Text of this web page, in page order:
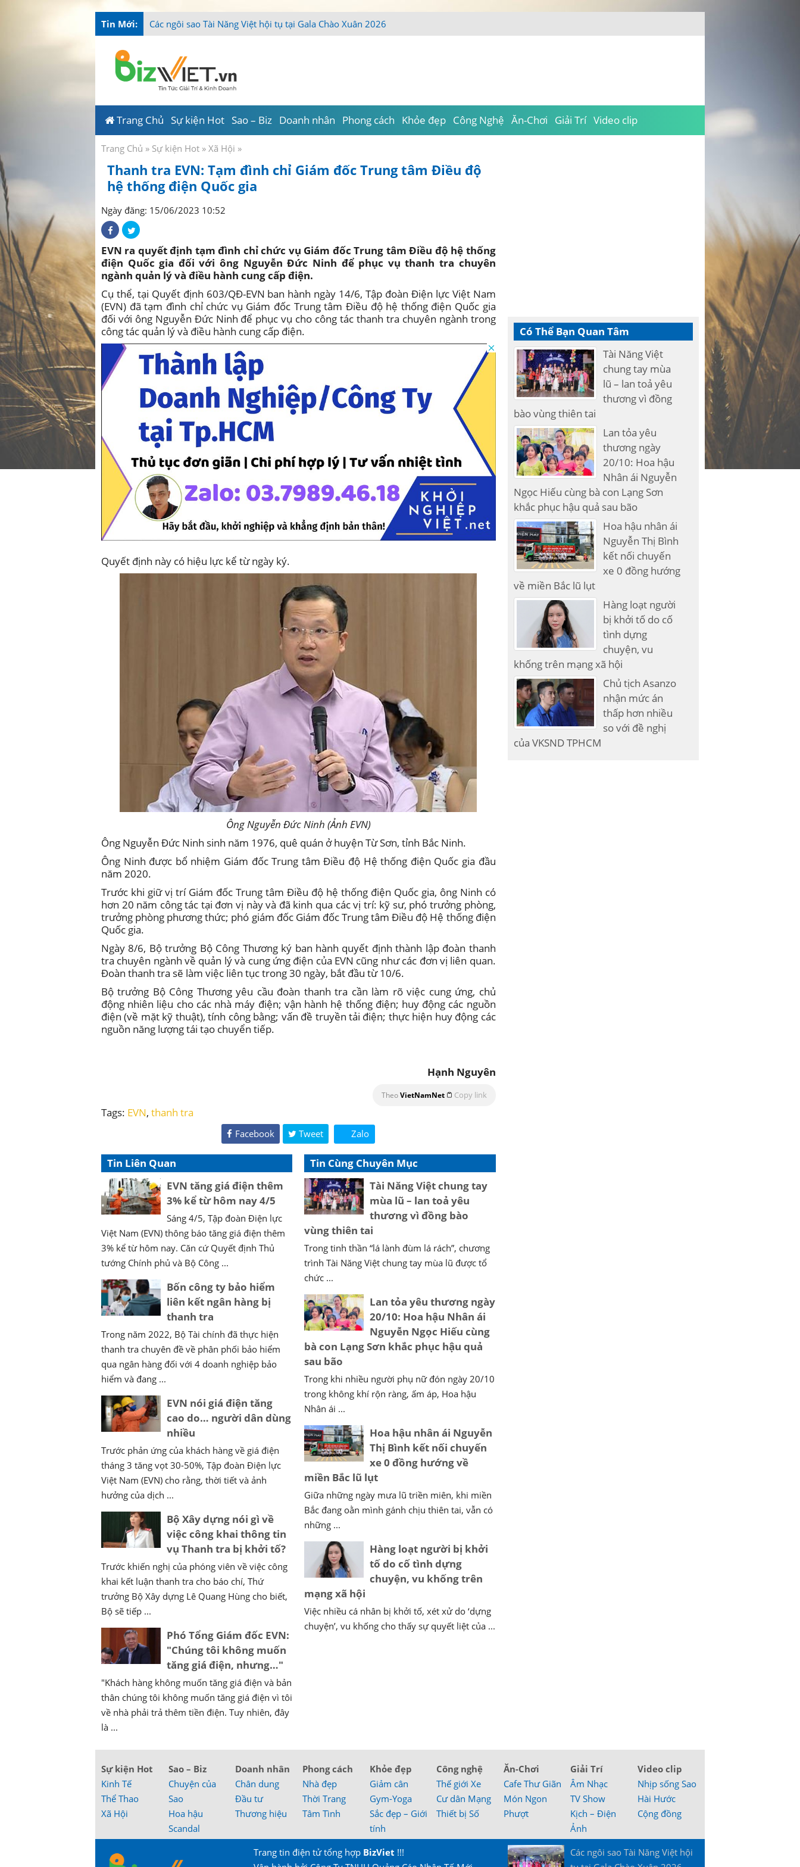
Tin Mới: -
Trang Chủ Sự kiện Hot Sao – Biz Doanh nhân Phong cách Khỏe đẹp Công Nghệ Ăn-Chơi Giải Trí Video clip
Trang Chủ » Sự kiện Hot » Xã Hội »
Thanh tra EVN: Tạm đình chỉ Giám đốc Trung tâm Điều độ
hệ thống điện Quốc gia
Ngày đăng: 15/06/2023 10:52
EVN ra quyết định tạm đình chỉ chức vụ Giám đốc Trung tâm Điều độ hệ thống
điện Quốc gia đối với ông Nguyễn Đức Ninh để phục vụ thanh tra chuyên
ngành quản lý và điều hành cung cấp điện.
Cụ thể, tại Quyết định 603/QĐ-EVN ban hành ngày 14/6, Tập đoàn Điện lực Việt Nam
(EVN) đã tạm đình chỉ chức vụ Giám đốc Trung tâm Điều độ hệ thống điện Quốc gia
đối với ông Nguyễn Đức Ninh để phục vụ cho công tác thanh tra chuyên ngành trong
công tác quản lý và điều hành cung cấp điện.
Quyết định này có hiệu lực kể từ ngày ký.
Ông Nguyễn Đức Ninh (Ảnh EVN)
Ông Nguyễn Đức Ninh sinh năm 1976, quê quán ở huyện Từ Sơn, tỉnh Bắc Ninh.
Ông Ninh được bổ nhiệm Giám đốc Trung tâm Điều độ Hệ thống điện Quốc gia đầu
năm 2020.
Trước khi giữ vị trí Giám đốc Trung tâm Điều độ hệ thống điện Quốc gia, ông Ninh có
hơn 20 năm công tác tại đơn vị này và đã kinh qua các vị trí: kỹ sư, phó trưởng phòng,
trưởng phòng phương thức; phó giám đốc Giám đốc Trung tâm Điều độ Hệ thống điện
Quốc gia.
Ngày 8/6, Bộ trưởng Bộ Công Thương ký ban hành quyết định thành lập đoàn thanh
tra chuyên ngành về quản lý và cung ứng điện của EVN cũng như các đơn vị liên quan.
Đoàn thanh tra sẽ làm việc liên tục trong 30 ngày, bắt đầu từ 10/6.
Bộ trưởng Bộ Công Thương yêu cầu đoàn thanh tra cần làm rõ việc cung ứng, chủ
động nhiên liệu cho các nhà máy điện; vận hành hệ thống điện; huy động các nguồn
điện (về mặt kỹ thuật), tính công bằng; vấn đề truyền tải điện; thực hiện huy động các
nguồn năng lượng tái tạo chuyển tiếp.
Hạnh Nguyên
TheoVietNamNet Copy link
Tags: EVN, thanh tra
Facebook Tweet Zalo
Tin Liên Quan
EVN tăng giá điện thêm
3% kể từ hôm nay 4/5
Sáng 4/5, Tập đoàn Điện lực
Việt Nam (EVN) thông báo tăng giá điện thêm
3% kể từ hôm nay. Căn cứ Quyết định Thủ
tướng Chính phủ và Bộ Công ...
Bốn công ty bảo hiểm
liên kết ngân hàng bị
thanh tra
Trong năm 2022, Bộ Tài chính đã thực hiện
thanh tra chuyên đề về phân phối bảo hiểm
qua ngân hàng đối với 4 doanh nghiệp bảo
hiểm và đang ...
EVN nói giá điện tăng
cao do… người dân dùng
nhiều
Trước phản ứng của khách hàng về giá điện
tháng 3 tăng vọt 30-50%, Tập đoàn Điện lực
Việt Nam (EVN) cho rằng, thời tiết và ảnh
hưởng của dịch ...
Bộ Xây dựng nói gì về
việc công khai thông tin
vụ Thanh tra bị khởi tố?
Trước khiến nghị của phóng viên về việc công
khai kết luận thanh tra cho báo chí, Thứ
trưởng Bộ Xây dựng Lê Quang Hùng cho biết,
Bộ sẽ tiếp ...
Phó Tổng Giám đốc EVN:
"Chúng tôi không muốn
tăng giá điện, nhưng…"
"Khách hàng không muốn tăng giá điện và bản
thân chúng tôi không muốn tăng giá điện vì tôi
về nhà phải trả thêm tiền điện. Tuy nhiên, đây
là ...
Tin Cùng Chuyên Mục
Tài Năng Việt chung tay
mùa lũ – lan toả yêu
thương vì đồng bào
vùng thiên tai
Trong tinh thần “lá lành đùm lá rách”, chương
trình Tài Năng Việt chung tay mùa lũ được tổ
chức ...
Lan tỏa yêu thương ngày
20/10: Hoa hậu Nhân ái
Nguyễn Ngọc Hiếu cùng
bà con Lạng Sơn khắc phục hậu quả
sau bão
Trong khi nhiều người phụ nữ đón ngày 20/10
trong không khí rộn ràng, ấm áp, Hoa hậu
Nhân ái ...
Hoa hậu nhân ái Nguyễn
Thị Bình kết nối chuyến
xe 0 đồng hướng về
miền Bắc lũ lụt
Giữa những ngày mưa lũ triền miên, khi miền
Bắc đang oằn mình gánh chịu thiên tai, vẫn có
những ...
Hàng loạt người bị khởi
tố do cố tình dựng
chuyện, vu khống trên
mạng xã hội
Việc nhiều cá nhân bị khởi tố, xét xử do ‘dựng
chuyện’, vu khống cho thấy sự quyết liệt của ...
Có Thể Bạn Quan Tâm
Tài Năng Việt
chung tay mùa
lũ – lan toả yêu
thương vì đồng
bào vùng thiên tai
Lan tỏa yêu
thương ngày
20/10: Hoa hậu
Nhân ái Nguyễn
Ngọc Hiếu cùng bà con Lạng Sơn
khắc phục hậu quả sau bão
Hoa hậu nhân ái
Nguyễn Thị Bình
kết nối chuyến
xe 0 đồng hướng
về miền Bắc lũ lụt
Hàng loạt người
bị khởi tố do cố
tình dựng
chuyện, vu
khống trên mạng xã hội
Chủ tịch Asanzo
nhận mức án
thấp hơn nhiều
so với đề nghị
của VKSND TPHCM
Sự kiện Hot
Kinh Tế
Thể Thao
Xã Hội
Sao – Biz
Chuyện của
Sao
Hoa hậu
Scandal
Doanh nhân
Chân dung
Đầu tư
Thương hiệu
Phong cách
Nhà đẹp
Thời Trang
Tâm Tình
Khỏe đẹp
Giảm cân
Gym-Yoga
Sắc đẹp – Giới
tính
Công nghệ
Thế giới Xe
Cư dân Mạng
Thiết bị Số
Ăn-Chơi
Cafe Thư Giãn
Món Ngon
Phượt
Giải Trí
Âm Nhạc
TV Show
Kịch – Điện
Ảnh
Video clip
Nhịp sống Sao
Hài Hước
Cộng đồng
Trang tin điện tử tổng hợp BizViet !!!
Các ngôi sao Tài Năng Việt hội